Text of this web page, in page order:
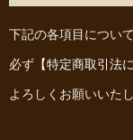
下記の各項目につい
必ず 【特定商取引法
よろしくお願いいたし